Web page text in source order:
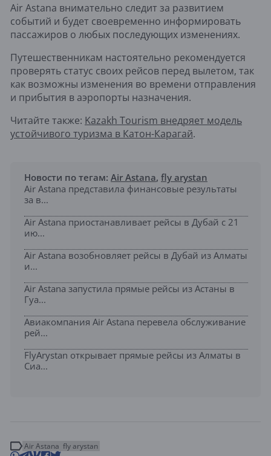
Air Astana внимательно следит за развитием
событий и будет своевременно информировать
пассажиров о любых последующих изменениях.
Путешественникам настоятельно рекомендуется
проверять статус своих рейсов перед вылетом, так
как возможны изменения во времени отправления
и прибытия в аэропорты назначения.
Читайте также: Kazakh Tourism внедряет модель
устойчивого туризма в Катон-Карагай.
Новости по тегам: Air Astana, fly arystan
Air Astana представила финансовые результаты
за в...
Air Astana приостанавливает рейсы в Дубай с 21
ию...
Air Astana возобновляет рейсы в Дубай из Алматы
и...
Air Astana запустила прямые рейсы из Астаны в
Гуа...
Авиакомпания Air Astana перевела обслуживание
рей...
FlyArystan открывает прямые рейсы из Алматы в
Сиа...
Air Astana fly arystan